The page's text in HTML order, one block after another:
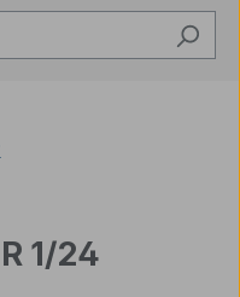
1/24